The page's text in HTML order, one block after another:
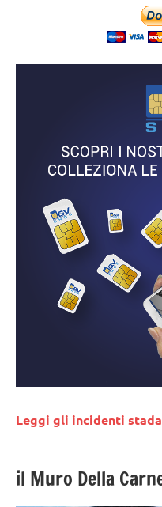
Leggi gli incidenti
il Muro Della